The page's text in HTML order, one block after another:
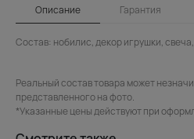
Описание Гарантия
Состав: нобилис, декор игрушки,
Реальный состав товара может
представленного на фото.
*Указанные цены действуют при